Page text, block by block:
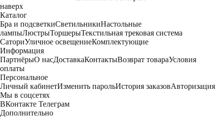
наверх
Каталог
Бра и подсветкиСветильникиНастольные
лампыЛюстрыТоршерыТекстильная трековая система
СаториУличное освещениеКомплектующие
Информация
ПартнёрыО насДоставкаКонтактыВозврат товараУсловия
оплаты
Персональное
Личный кабинетИзменить парольИстория заказовАвторизация
Мы в соцсетях
ВКонтакте Телеграм
Дополнительно